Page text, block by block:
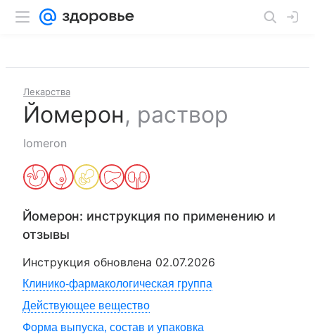
Лекарства
Йомерон, раствор
Iomeron
Йомерон: инструкция по применению и
отзывы
Инструкция обновлена 02.07.2026
Клинико-фармакологическая группа
Действующее вещество
Форма выпуска, состав и упаковка